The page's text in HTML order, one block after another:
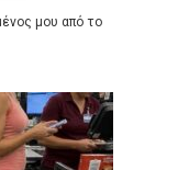
μου από το